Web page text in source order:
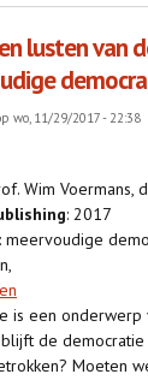
lusten van
wo, 11/29/2017 - 22:38
Wim Voermans,
: 2017
: meervoudige
is een
de
Moeten